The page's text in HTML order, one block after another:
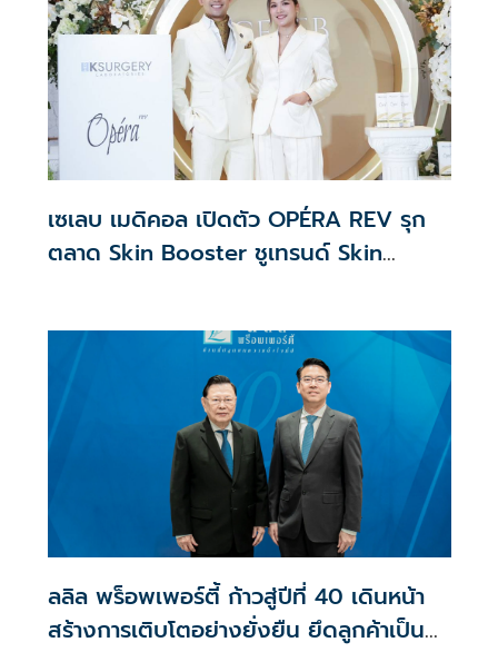
เซเลบ เมดิคอล เปิดตัว OPÉRA REV รุก
ตลาด Skin Booster ชูเทรนด์ Skin
ลลิล พร็อพเพอร์ตี้ ก้าวสู่ปีที่ 40 เดินหน้า
สร้างการเติบโตอย่างยั่งยืน ยึดลูกค้าเป็น